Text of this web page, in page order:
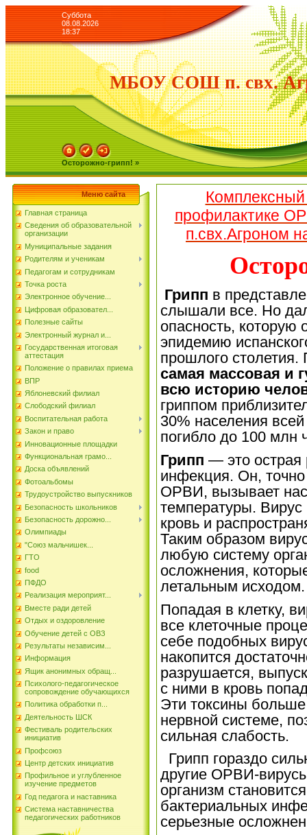
Суббота
08.08.2026
18:37
МБОУ СОШ п. свх.
Осторожно-грипп! »
Меню сайта
Главная страница
Сведения об образовательной
организации
Муниципальные задания
Родителям и ученикам
Педагогам и сотрудникам
Точка роста
Электронное обучение...
Цифровая образовател...
Полезные сайты
Электронный журнал и...
Государственная итоговая
аттестация
Положение о правилах приема
ВПР
Яблоневский филиал
Слободский филиал
Воспитательная работа
Закон и право
Инновационные площадки
Функциональная грамо...
Доска объявлений
Фотоальбомы
Трудоустройство выпускников
Безопасность школьников
Безопасность дорожно...
Олимпиады
"Союз мальчишек...
ГТО
food
ПФДО
Реализация мероприят...
Вместе ради детей
Отдых и оздоровление
Обучение детей с ОВЗ
Результаты независим...
Информация
Ящик анонимных обращ...
Психолого-педагогическое
сопровождение обучающихся
Политика обработки п...
Деятельность ШСК
Фестиваль родительских
инициатив
Профсоюз
Центр детских инициатив
Профильное и углубленное
изучение предметов
Год педагога и наставника
Система наставничества
педагогических работников
профилактике
п.свх.Агроном
Грипп в
слышали все. Но
опасность, которую
эпидемию
прошлого
самая массовая и
всю историю
гриппом
30% населения
погибло до 100 млн
Грипп — это острая
инфекция. Он,
ОРВИ, вызывает
температуры. Вирус
кровь и
Таким образом
любую систему
осложнения,
летальным исходом.
Попадая в клетку,
все клеточные
себе подобных
накопится
разрушается,
с ними в кровь
Эти токсины больше
нервной системе,
сильная слабость.
Грипп гораздо
другие ОРВИ-
организм
бактериальных
серьезные